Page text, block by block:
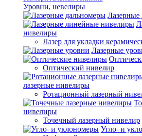
Уровни, невелиры
Лазерные
нивелиры
Лазер для укладки
Лазерные
Оптический нивелир
лазерные нивелиры
Ротационный лазерный
нивелиры
Точечный лазерный нивелир
Угло- и